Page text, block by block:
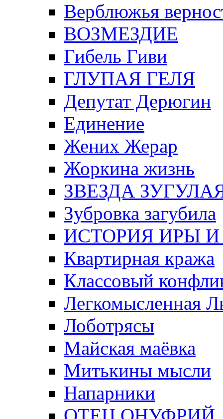
Верблюжья
ВОЗМЕЗДИЕ
Гибель Гиви
ГЛУПАЯ ГЕЛЯ
Депутат Дерюгин
Единение
Жених Жерар
Жоркина жизнь
ЗВЕЗДА
Зубровка загубила
ИСТОРИЯ ИРЫ
Квартирная кража
Классовый
Легкомысленная
Лоботрясы
Майская маёвка
Митькины мысли
Напарники